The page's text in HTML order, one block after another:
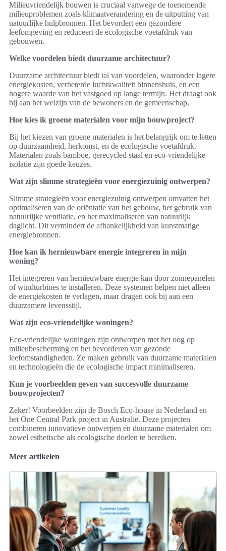
Milieuvriendelijk bouwen is cruciaal vanwege de toenemende
milieuproblemen zoals klimaatverandering en de uitputting van
natuurlijke hulpbronnen. Het bevordert een gezondere
leefomgeving en reduceert de ecologische voetafdruk van
gebouwen.
Welke voordelen biedt duurzame architectuur?
Duurzame architectuur biedt tal van voordelen, waaronder lagere
energiekosten, verbeterde luchtkwaliteit binnenshuis, en een
hogere waarde van het vastgoed op lange termijn. Het draagt ook
bij aan het welzijn van de bewoners en de gemeenschap.
Hoe kies ik groene materialen voor mijn bouwproject?
Bij het kiezen van groene materialen is het belangrijk om te letten
op duurzaamheid, herkomst, en de ecologische voetafdruk.
Materialen zoals bamboe, gerecycled staal en eco-vriendelijke
isolatie zijn goede keuzes.
Wat zijn slimme strategieën voor energiezuinig ontwerpen?
Slimme strategieën voor energiezuinig ontwerpen omvatten het
optimaliseren van de oriëntatie van het gebouw, het gebruik van
natuurlijke ventilatie, en het maximaliseren van natuurlijk
daglicht. Dit vermindert de afhankelijkheid van kunstmatige
energiebronnen.
Hoe kan ik hernieuwbare energie integreren in mijn
woning?
Het integreren van hernieuwbare energie kan door zonnepanelen
of windturbines te installeren. Deze systemen helpen niet alleen
de energiekosten te verlagen, maar dragen ook bij aan een
duurzamere levensstijl.
Wat zijn eco-vriendelijke woningen?
Eco-vriendelijke woningen zijn ontworpen met het oog op
milieubescherming en het bevorderen van gezonde
leefomstandigheden. Ze maken gebruik van duurzame materialen
en technologieën die de ecologische impact minimaliseren.
Kun je voorbeelden geven van succesvolle duurzame
bouwprojecten?
Zeker! Voorbeelden zijn de Bosch Eco-house in Nederland en
het One Central Park project in Australië. Deze projecten
combineren innovatieve ontwerpen en duurzame materialen om
zowel esthetische als ecologische doelen te bereiken.
Meer artikelen